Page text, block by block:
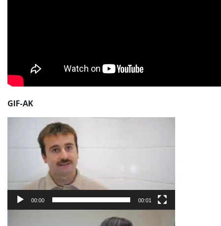
GIF-AK
erreproduzigailua
00:00 00:01